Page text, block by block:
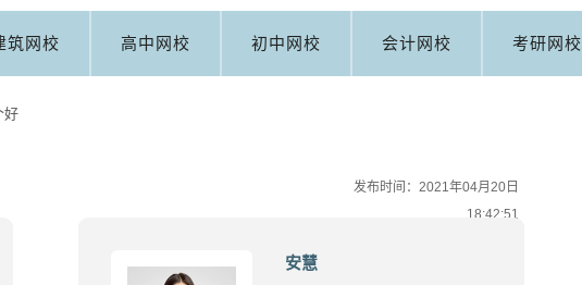
筑网校 高中网校 初中网校 会计网校 考研网校
好
发布时间：2021年04月20日
18:42:51
安慧